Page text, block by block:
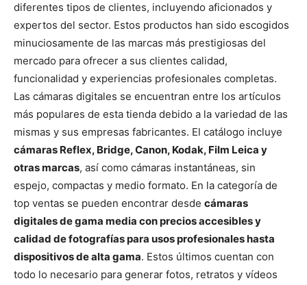
diferentes tipos de clientes, incluyendo aficionados y
expertos del sector. Estos productos han sido escogidos
minuciosamente de las marcas más prestigiosas del
mercado para ofrecer a sus clientes calidad,
funcionalidad y experiencias profesionales completas.
Las cámaras digitales se encuentran entre los artículos
más populares de esta tienda debido a la variedad de las
mismas y sus empresas fabricantes. El catálogo incluye
cámaras Reflex, Bridge, Canon, Kodak, Film Leica y
otras marcas, así como cámaras instantáneas, sin
espejo, compactas y medio formato. En la categoría de
top ventas se pueden encontrar desde cámaras
digitales de gama media con precios accesibles y
calidad de fotografías para usos profesionales hasta
dispositivos de alta gama. Estos últimos cuentan con
todo lo necesario para generar fotos, retratos y vídeos